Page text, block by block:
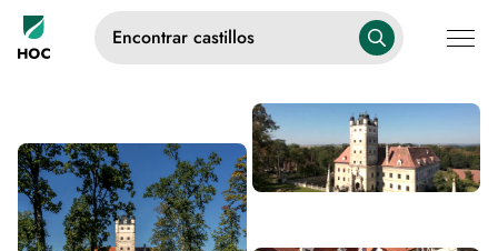
Encontrar castillos